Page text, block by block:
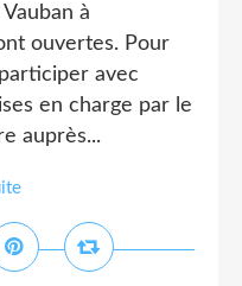
à
ouvertes. Pour
avec
en charge par le
auprès...